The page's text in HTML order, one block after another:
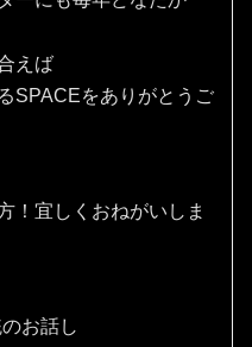
えば
SPACEをありがとうご
！宜しくおねがいしま
お話し